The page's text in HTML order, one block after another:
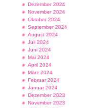
Dezember 2024
November 2024
Oktober 2024
September 2024
August 2024
Juli 2024
Juni 2024
Mai 2024
April 2024
März 2024
Februar 2024
Januar 2024
Dezember 2023
November 2023